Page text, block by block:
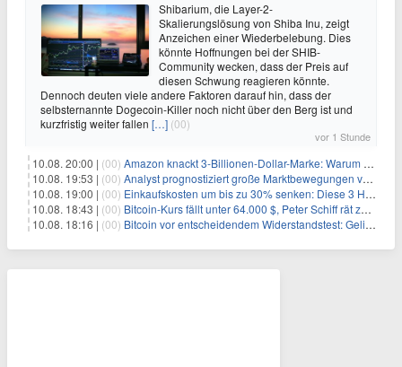
Shibarium, die Layer-2-
Skalierungslösung von Shiba Inu, zeigt
Anzeichen einer Wiederbelebung. Dies
könnte Hoffnungen bei der SHIB-
Community wecken, dass der Preis auf
diesen Schwung reagieren könnte.
Dennoch deuten viele andere Faktoren darauf hin, dass der
selbsternannte Dogecoin-Killer noch nicht über den Berg ist und
kurzfristig weiter fallen […] (00)
vor 1 Stunde
10.08. 20:00 | (00) Amazon knackt 3-Billionen-Dollar-Marke: Warum Anleger jetzt nachkaufen
10.08. 19:53 | (00) Analyst prognostiziert große Marktbewegungen vor Q4 in ruhigem Kryptomarkt
10.08. 19:00 | (00) Einkaufskosten um bis zu 30% senken: Diese 3 Hebel funktionieren wirklich
10.08. 18:43 | (00) Bitcoin-Kurs fällt unter 64.000 $, Peter Schiff rät zum Verkauf
10.08. 18:16 | (00) Bitcoin vor entscheidendem Widerstandstest: Gelingt der Durchbruch?